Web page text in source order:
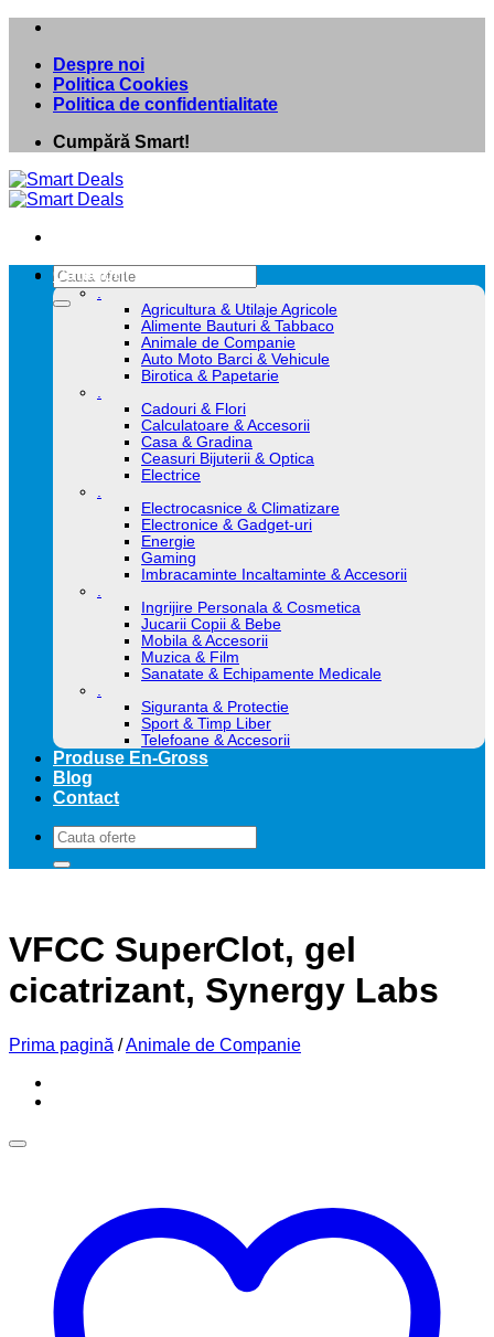
Skip
contentDespre noi
Politica Cookies
Politica de confidentialitate
Cumpără Smart!
Caută
după:
Categorii
.
Agricultura & Utilaje Agricole
Alimente Bauturi & Tabbaco
Animale de Companie
Auto Moto Barci & Vehicule
Birotica & Papetarie
.
Cadouri & Flori
Calculatoare & Accesorii
Casa & Gradina
Ceasuri Bijuterii & Optica
Electrice
.
Electrocasnice & Climatizare
Electronice & Gadget-uri
Energie
Gaming
Imbracaminte Incaltaminte & Accesorii
.
Ingrijire Personala & Cosmetica
Jucarii Copii & Bebe
Mobila & Accesorii
Muzica & Film
Sanatate & Echipamente Medicale
.
Siguranta & Protectie
Sport & Timp Liber
Telefoane & Accesorii
Produse En-Gross
Blog
Contact
Caută
după:
VFCC SuperClot, gel
cicatrizant, Synergy Labs
Prima pagină /Animale de Companie